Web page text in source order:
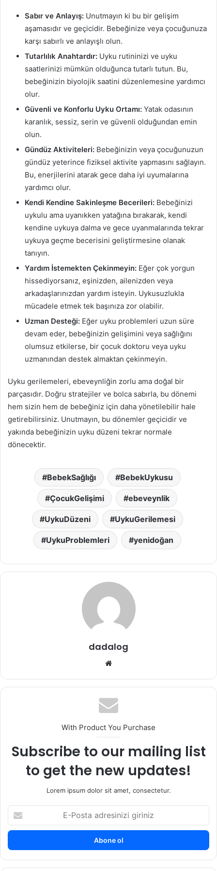
Sabır ve Anlayış: Unutmayın ki bu bir gelişim
aşamasıdır ve geçicidir. Bebeğinize veya çocuğunuza
karşı sabırlı ve anlayışlı olun.
Tutarlılık Anahtardır: Uyku rutininizi ve uyku
saatlerinizi mümkün olduğunca tutarlı tutun. Bu,
bebeğinizin biyolojik saatini düzenlemesine yardımcı
olur.
Güvenli ve Konforlu Uyku Ortamı: Yatak odasının
karanlık, sessiz, serin ve güvenli olduğundan emin
olun.
Gündüz Aktiviteleri: Bebeğinizin veya çocuğunuzun
gündüz yeterince fiziksel aktivite yapmasını sağlayın.
Bu, enerjilerini atarak gece daha iyi uyumalarına
yardımcı olur.
Kendi Kendine Sakinleşme Becerileri: Bebeğinizi
uykulu ama uyanıkken yatağına bırakarak, kendi
kendine uykuya dalma ve gece uyanmalarında tekrar
uykuya geçme becerisini geliştirmesine olanak
tanıyın.
Yardım İstemekten Çekinmeyin: Eğer çok yorgun
hissediyorsanız, eşinizden, ailenizden veya
arkadaşlarınızdan yardım isteyin. Uykusuzlukla
mücadele etmek tek başınıza zor olabilir.
Uzman Desteği: Eğer uyku problemleri uzun süre
devam eder, bebeğinizin gelişimini veya sağlığını
olumsuz etkilerse, bir çocuk doktoru veya uyku
uzmanından destek almaktan çekinmeyin.
Uyku gerilemeleri, ebeveynliğin zorlu ama doğal bir
parçasıdır. Doğru stratejiler ve bolca sabırla, bu dönemi
hem sizin hem de bebeğiniz için daha yönetilebilir hale
getirebilirsiniz. Unutmayın, bu dönemler geçicidir ve
yakında bebeğinizin uyku düzeni tekrar normale
dönecektir.
BebekSağlığı BebekUykusu
ÇocukGelişimi ebeveynlik
UykuDüzeni UykuGerilemesi
UykuProblemleri yenidoğan
dadalog
sit
esi
With Product You Purchase
Subscribe to our mailing list
to get the new updates!
Lorem ipsum dolor sit amet, consectetur.
P
s
t